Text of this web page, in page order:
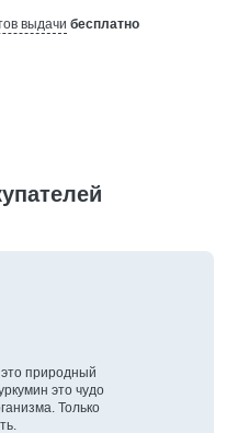
выдачи бесплатно
природный
это чудо
Только